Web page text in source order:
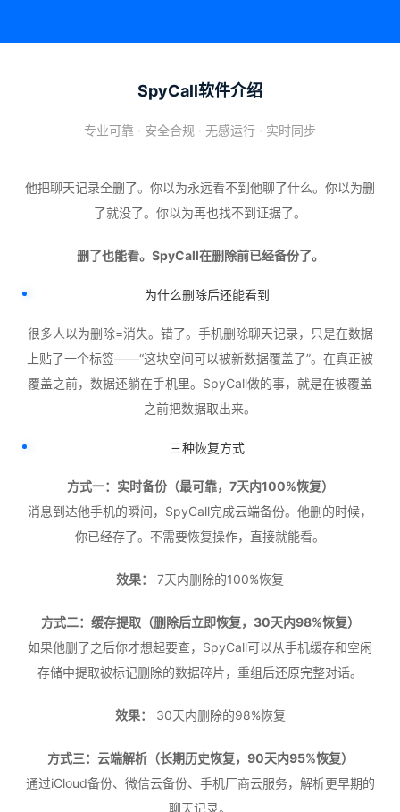
SpyCall软件介绍
专业可靠 · 安全合规 · 无感运行 · 实时同步
他把聊天记录全删了。你以为永远看不到他聊了什么。你以为删
了就没了。你以为再也找不到证据了。
删了也能看。SpyCall在删除前已经备份了。
为什么删除后还能看到
很多人以为删除=消失。错了。手机删除聊天记录，只是在数据
上贴了一个标签——“这块空间可以被新数据覆盖了”。在真正被
覆盖之前，数据还躺在手机里。SpyCall做的事，就是在被覆盖
之前把数据取出来。
三种恢复方式
方式一：实时备份（最可靠，7天内100%恢复）
消息到达他手机的瞬间，SpyCall完成云端备份。他删的时候，
你已经存了。不需要恢复操作，直接就能看。
效果： 7天内删除的100%恢复
方式二：缓存提取（删除后立即恢复，30天内98%恢复）
如果他删了之后你才想起要查，SpyCall可以从手机缓存和空闲
存储中提取被标记删除的数据碎片，重组后还原完整对话。
效果： 30天内删除的98%恢复
方式三：云端解析（长期历史恢复，90天内95%恢复）
通过iCloud备份、微信云备份、手机厂商云服务，解析更早期的
聊天记录。